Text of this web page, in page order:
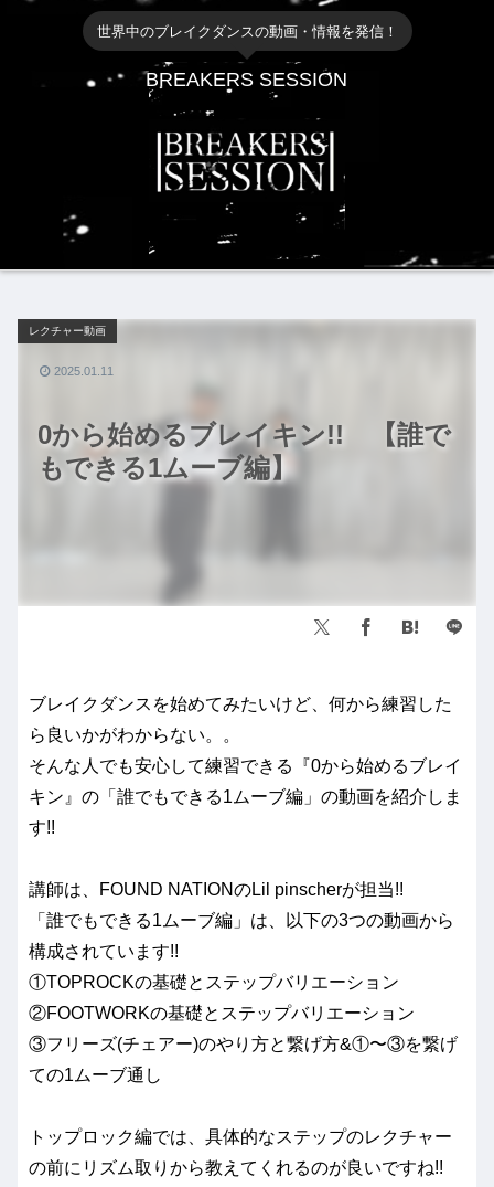
世界中のブレイクダンスの動画・情報を発信！
BREAKERS SESSION
0から始めるブレイキン!! 【誰で
もできる1ムーブ編】
レクチャー動画
2025.01.11
ブレイクダンスを始めてみたいけど、何から練習した
ら良いかがわからない。。
そんな人でも安心して練習できる『0から始めるブレイ
キン』の「誰でもできる1ムーブ編」の動画を紹介しま
す!!
講師は、FOUND NATIONのLil pinscherが担当!!
「誰でもできる1ムーブ編」は、以下の3つの動画から
構成されています!!
①TOPROCKの基礎とステップバリエーション
②FOOTWORKの基礎とステップバリエーション
③フリーズ(チェアー)のやり方と繋げ方&①〜③を繋げ
ての1ムーブ通し
トップロック編では、具体的なステップのレクチャー
の前にリズム取りから教えてくれるのが良いですね!!